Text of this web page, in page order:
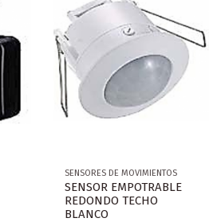
SENSORES DE MOVIMIENTOS
SENSOR EMPOTRABLE
REDONDO TECHO
BLANCO